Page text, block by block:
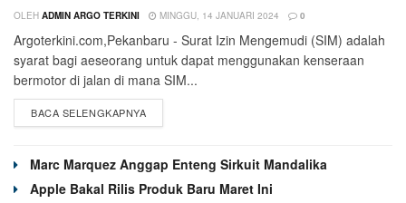
OLEH ADMIN ARGO TERKINI MINGGU, 14 JANUARI 2024 0
Argoterkini.com,Pekanbaru - Surat Izin Mengemudi (SIM) adalah
syarat bagi aeseorang untuk dapat menggunakan kenseraan
bermotor di jalan di mana SIM...
BACA SELENGKAPNYA
Marc Marquez Anggap Enteng Sirkuit Mandalika
Apple Bakal Rilis Produk Baru Maret Ini